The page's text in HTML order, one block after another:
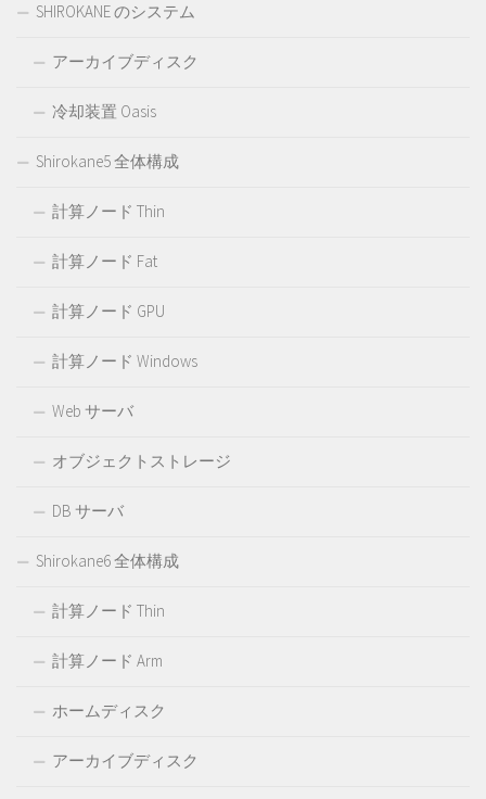
SHIROKANE のシステム
アーカイブディスク
冷却装置 Oasis
Shirokane5 全体構成
計算ノード Thin
計算ノード Fat
計算ノード GPU
計算ノード Windows
Web サーバ
オブジェクトストレージ
DB サーバ
Shirokane6 全体構成
計算ノード Thin
計算ノード Arm
ホームディスク
アーカイブディスク